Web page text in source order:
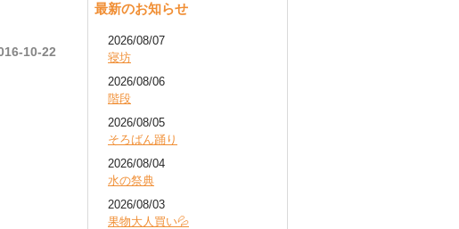
10-22
最新のお知らせ
2026/08/07
寝坊
2026/08/06
階段
2026/08/05
そろばん踊り
2026/08/04
水の祭典
2026/08/03
果物大人買い💦